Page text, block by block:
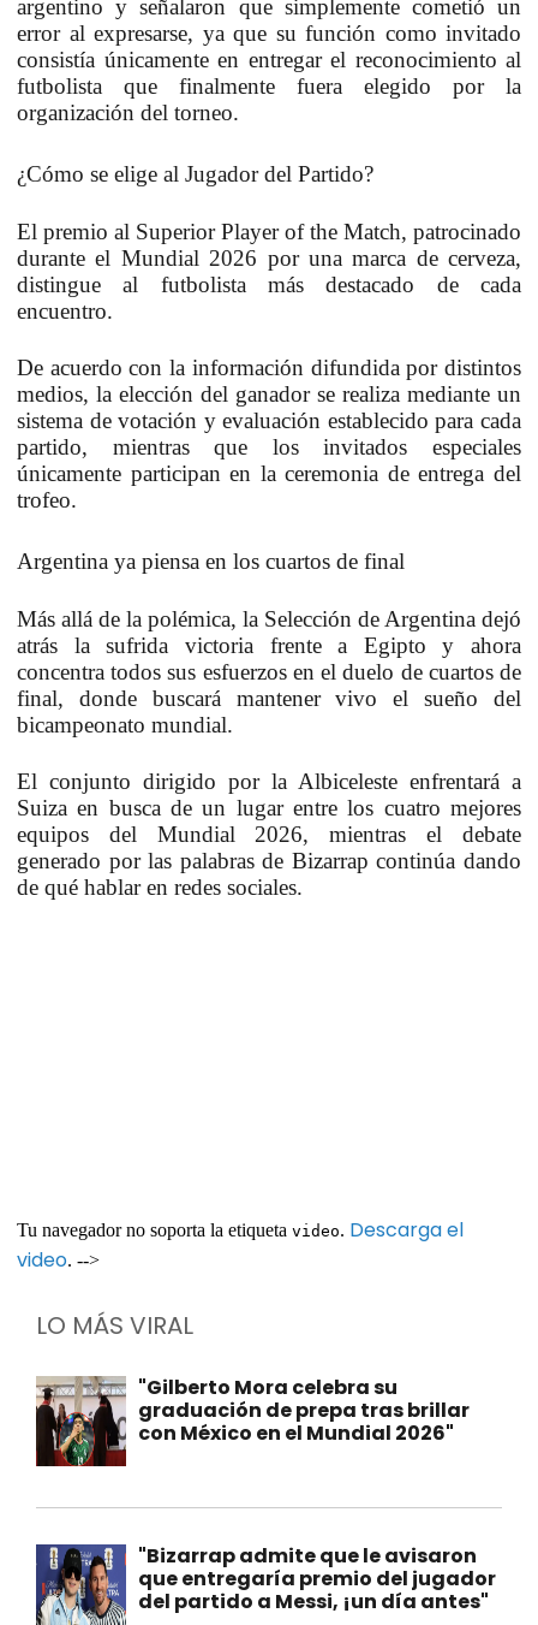
argentino y señalaron que simplemente cometió un
error al expresarse, ya que su función como invitado
consistía únicamente en entregar el reconocimiento al
futbolista que finalmente fuera elegido por la
organización del torneo.
¿Cómo se elige al Jugador del Partido?
El premio al Superior Player of the Match, patrocinado
durante el Mundial 2026 por una marca de cerveza,
distingue al futbolista más destacado de cada
encuentro.
De acuerdo con la información difundida por distintos
medios, la elección del ganador se realiza mediante un
sistema de votación y evaluación establecido para cada
partido, mientras que los invitados especiales
únicamente participan en la ceremonia de entrega del
trofeo.
Argentina ya piensa en los cuartos de final
Más allá de la polémica, la Selección de Argentina dejó
atrás la sufrida victoria frente a Egipto y ahora
concentra todos sus esfuerzos en el duelo de cuartos de
final, donde buscará mantener vivo el sueño del
bicampeonato mundial.
El conjunto dirigido por la Albiceleste enfrentará a
Suiza en busca de un lugar entre los cuatro mejores
equipos del Mundial 2026, mientras el debate
generado por las palabras de Bizarrap continúa dando
de qué hablar en redes sociales.
Tu navegador no soporta la etiqueta video. Descarga el
video. -->
LO MÁS VIRAL
"Gilberto Mora celebra su
graduación de prepa tras brillar
con México en el Mundial 2026"
"Bizarrap admite que le avisaron
que entregaría premio del jugador
del partido a Messi, ¡un día antes"